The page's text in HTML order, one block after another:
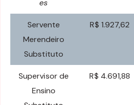
es
Servente
Merendeiro
Substituto
R$ 1.927,62
Supervisor de
Ensino
R$ 4.691,88